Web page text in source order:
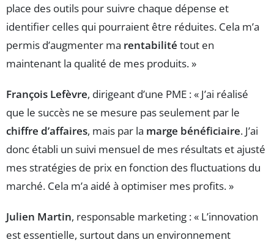
place des outils pour suivre chaque dépense et
identifier celles qui pourraient être réduites. Cela m’a
permis d’augmenter ma rentabilité tout en
maintenant la qualité de mes produits. »
François Lefèvre, dirigeant d’une PME : « J’ai réalisé
que le succès ne se mesure pas seulement par le
chiffre d’affaires, mais par la marge bénéficiaire. J’ai
donc établi un suivi mensuel de mes résultats et ajusté
mes stratégies de prix en fonction des fluctuations du
marché. Cela m’a aidé à optimiser mes profits. »
Julien Martin, responsable marketing : « L’innovation
est essentielle, surtout dans un environnement